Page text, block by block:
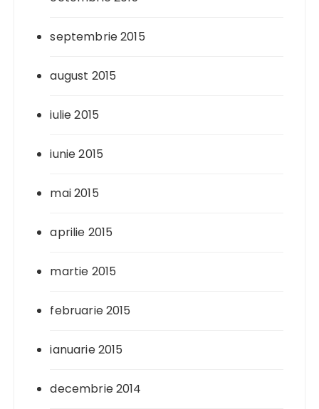
septembrie 2015
august 2015
iulie 2015
iunie 2015
mai 2015
aprilie 2015
martie 2015
februarie 2015
ianuarie 2015
decembrie 2014